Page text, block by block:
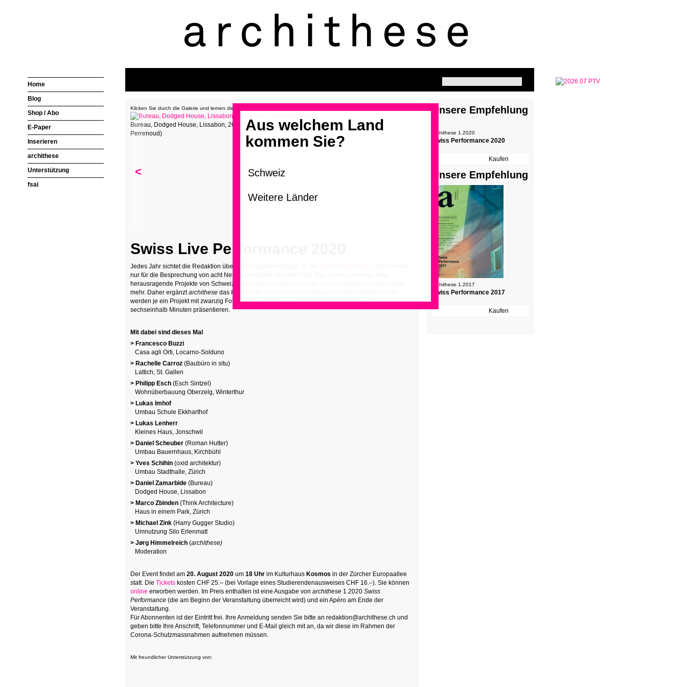
Aus welchem Land
kommen Sie?
Klicken Sie durch die Galerie und lernen die Projekte kennen.
Bureau, Dodged House, Lissabon, 2019 (Foto: Dylan
Perrenoud)
<
Swiss Live Performance 2020
Jedes Jahr sichtet die Redaktion über 200 Projektvorschläge für die
nur für die Besprechung von acht Neubauten bietet das Heft Platz. Das ist viel zu wenig, denn
herausragende Projekte von Schweizer Architekturschaffenden gab es im vergangenen Jahr einige
mehr. Daher ergänztarchithese das Heft wieder um eine
werden je ein Projekt mit zwanzig Folien, flinken Worten und ausdrucksstarken Bildern in
sechseinhalb Minuten präsentieren.
Mit dabei sind dieses Mal
> Francesco Buzzi
Casa agli Orti, Locarno-Solduno
> Rachelle Carroz (Baubüro in situ)
Lattich, St. Gallen
> Philipp Esch (Esch Sintzel)
Wohnüberbauung Oberzelg, Winterthur
> Lukas Imhof
Umbau Schule Ekkharthof
> Lukas Lenherr
Kleines Haus, Jonschwil
> Daniel Scheuber (Roman Hutter)
Umbau Bauernhaus, Kirchbühl
> Yves Schihin (oxid architektur)
Umbau Stadthalle, Zürich
> Daniel Zamarbide (Bureau)
Dodged House, Lissabon
> Marco Zbinden (Think Architecture)
Haus in einem Park, Zürich
> Michael Zink (Harry Gugger Studio)
Umnutzung Silo Erlenmatt
> Jørg Himmelreich (archithese)
Moderation
Der Event findet am 20. August 2020 um 18 Uhr im Kulturhaus Kosmos in der Zürcher Europaallee
statt. Die Tickets kosten CHF 25.– (bei Vorlage eines Studierendenausweises CHF 16.–). Sie können
online erworben werden. Im Preis enthalten ist eine Ausgabe von archithese 1.2020 Swiss
Performance (die am Beginn der Veranstaltung überreicht wird) und ein Apéro am Ende der
Veranstaltung.
Für Abonnenten ist der Eintritt frei. Ihre Anmeldung senden Sie bitte an redaktion@archithese.ch und
geben bitte Ihre Anschrift, Telefonnummer und E-Mail gleich mit an, da wir diese im Rahmen der
Corona-Schutzmassnahmen aufnehmen müssen.
Mit freundlicher Unterstützung von:
Unsere Empfehlung
archithese 1.2020
Swiss Performance 2020
Unsere Empfehlung
archithese 1.2017
Swiss Performance 2017
Home
Blog
Shop / Abo
E-Paper
Inserieren
archithese
Unterstützung
fsai